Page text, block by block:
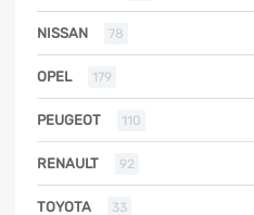
NISSAN 78
OPEL 179
PEUGEOT 110
RENAULT 92
TOYOTA 33